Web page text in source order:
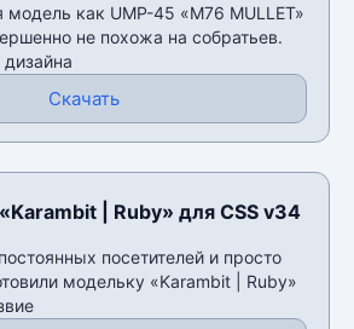
модель как UMP-45 «M76 MULLET»
не похожа на собратьев.
Скачать
| Ruby» для CSS v34
посетителей и просто
модельку «Karambit | Ruby»